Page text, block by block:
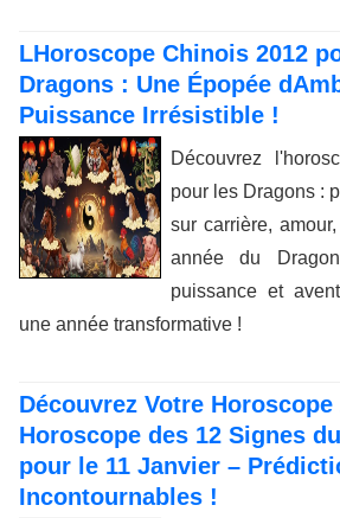
LHoroscope Chinois 2012
Dragons : Une Épopée
Puissance Irrésistible !
Découvrez
pour les Dragons :
sur carrière,
année du
puissance et
une année transformative !
Découvrez Votre Horoscope
Horoscope des 12 Signes
pour le 11 Janvier –
Incontournables !